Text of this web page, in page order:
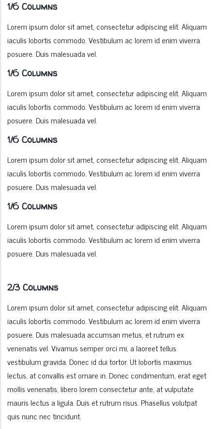
1/6 Columns
Lorem ipsum dolor sit amet, consectetur adipiscing elit. Aliquam
iaculis lobortis commodo. Vestibulum ac lorem id enim viverra
posuere. Duis malesuada vel.
1/6 Columns
Lorem ipsum dolor sit amet, consectetur adipiscing elit. Aliquam
iaculis lobortis commodo. Vestibulum ac lorem id enim viverra
posuere. Duis malesuada vel.
1/6 Columns
Lorem ipsum dolor sit amet, consectetur adipiscing elit. Aliquam
iaculis lobortis commodo. Vestibulum ac lorem id enim viverra
posuere. Duis malesuada vel.
1/6 Columns
Lorem ipsum dolor sit amet, consectetur adipiscing elit. Aliquam
iaculis lobortis commodo. Vestibulum ac lorem id enim viverra
posuere. Duis malesuada vel.
2/3 Columns
Lorem ipsum dolor sit amet, consectetur adipiscing elit. Aliquam
iaculis lobortis commodo. Vestibulum ac lorem id enim viverra
posuere. Duis malesuada accumsan metus, et rutrum ex
venenatis vel. Vivamus semper orci mi, a laoreet tellus
vestibulum gravida. Donec id dui tortor. Ut lobortis maximus
lectus, at convallis est ornare in. Donec condimentum, erat eget
mollis venenatis, libero lorem consectetur ante, at vulputate
mauris lectus a ligula. Duis et rutrum risus. Phasellus volutpat
quis nunc nec tincidunt.